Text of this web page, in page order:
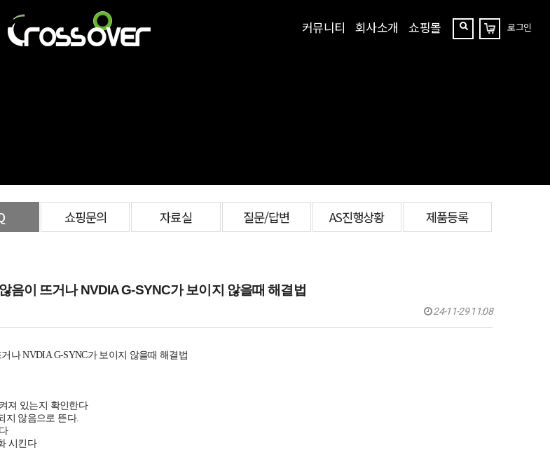
커뮤니티 회사소개 쇼핑몰
찾
장
바
로그인
쇼핑문의 자료실 질문/답변 AS진행상황 제품등록
음이 뜨거나 NVDIA G-SYNC가 보이지 않을때 해결법
24-11-29 11:08
나 NVDIA G-SYNC가 보이지 않을때 해결법
져 있는지 확인한다
지 않음으로 뜬다.
시킨다